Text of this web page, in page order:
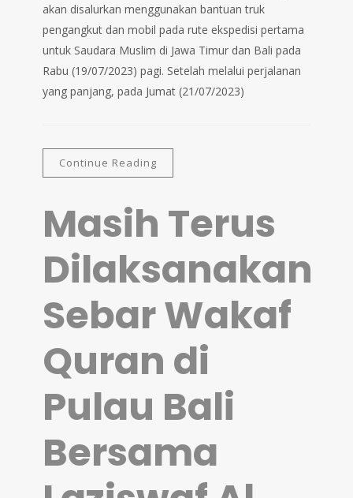
akan disalurkan menggunakan bantuan truk
pengangkut dan mobil pada rute ekspedisi pertama
untuk Saudara Muslim di Jawa Timur dan Bali pada
Rabu (19/07/2023) pagi. Setelah melalui perjalanan
yang panjang, pada Jumat (21/07/2023)
Continue Reading
Masih Terus
Dilaksanakan
Sebar Wakaf
Quran di
Pulau Bali
Bersama